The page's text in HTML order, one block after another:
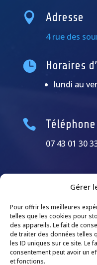
Gérer
Pour offrir les meilleures
telles que les cookies pour
des appareils. Le fait de
de traiter des données telles
les ID uniques sur ce site. Le
consentement peut avoir un
et fonctions.
 Adresse
4 rue des
 Horaires
lundi au
 Téléphone
07 43 01 30